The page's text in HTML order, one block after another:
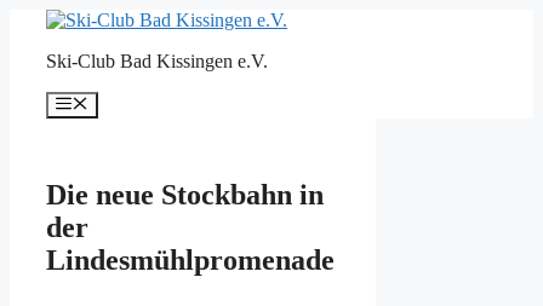
springenSki-Club Bad Kissingen e.V.
Menü
Die neue Stockbahn in
der
Lindesmühlpromenade